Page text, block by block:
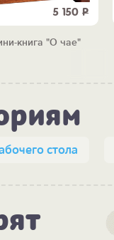
5 150 Р
книга "О чае"
стола